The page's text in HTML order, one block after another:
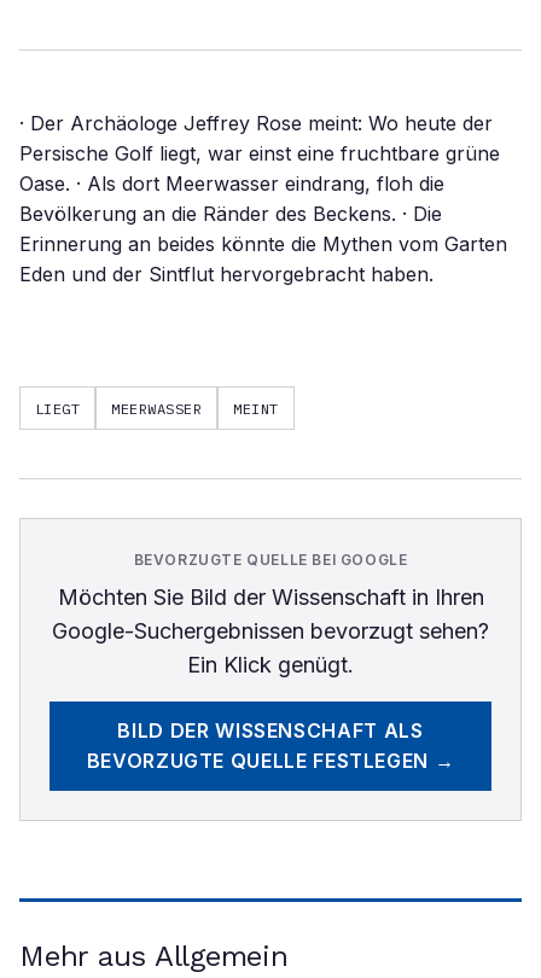
· Der Archäologe Jeffrey Rose meint: Wo heute der
Persische Golf liegt, war einst eine fruchtbare grüne
Oase. · Als dort Meerwasser eindrang, floh die
Bevölkerung an die Ränder des Beckens. · Die
Erinnerung an beides könnte die Mythen vom Garten
Eden und der Sintflut hervorgebracht haben.
LIEGT MEERWASSER MEINT
BEVORZUGTE QUELLE BEI GOOGLE
Möchten Sie Bild der Wissenschaftin Ihren
Google-Suchergebnissen bevorzugt sehen?
Ein Klick genügt.
BILD DER WISSENSCHAFT ALS
BEVORZUGTE QUELLE FESTLEGEN →
Mehr aus Allgemein